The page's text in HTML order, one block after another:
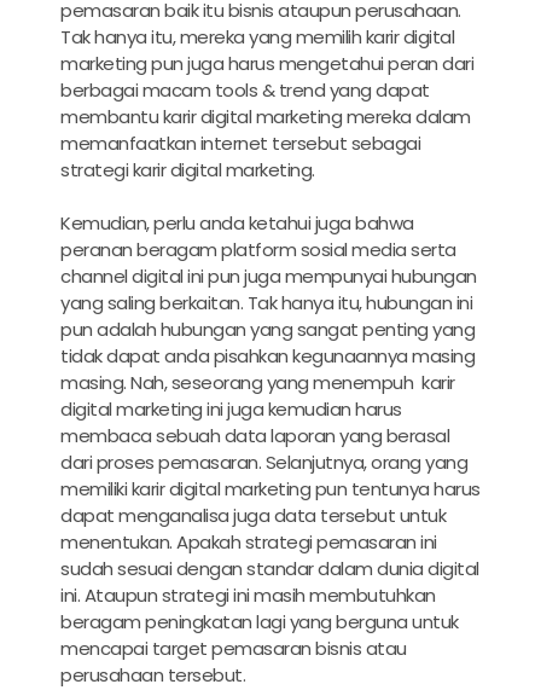
pemasaran baik itu bisnis ataupun perusahaan.
Tak hanya itu, mereka yang memilihkarir digital
marketingpun juga harus mengetahui peran dari
berbagai macam tools & trend yang dapat
membantukarir digital marketingmereka dalam
memanfaatkan internet tersebut sebagai
strategikarir digital marketing.
Kemudian, perlu anda ketahui juga bahwa
peranan beragam platform sosial media serta
channel digital ini pun juga mempunyai hubungan
yang saling berkaitan. Tak hanya itu, hubungan ini
pun adalah hubungan yang sangat penting yang
tidak dapat anda pisahkan kegunaannya masing
masing. Nah, seseorang yang menempuh karir
digital marketingini juga kemudian harus
membaca sebuah data laporan yang berasal
dari proses pemasaran. Selanjutnya, orang yang
memilikikarir digital marketingpun tentunya harus
dapat menganalisa juga data tersebut untuk
menentukan. Apakah strategi pemasaran ini
sudah sesuai dengan standar dalam dunia digital
ini. Ataupun strategi ini masih membutuhkan
beragam peningkatan lagi yang berguna untuk
mencapai target pemasaran bisnis atau
perusahaan tersebut.